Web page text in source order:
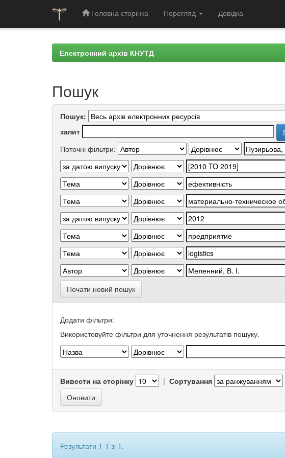
Головна сторінка Перегляд Довідка
Електронний архів КНУТД
Пошук
Пошук:
запит
Поточні фільтри:
Почати новий пошук
Додати фільтри:
Використовуйте фільтри для уточнення результатів пошуку.
Вивести на сторінку | Сортування
Результати 1-1 зі 1.